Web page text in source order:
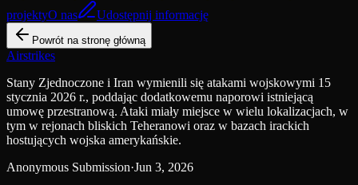
projektyO nas Udostępnij informację
Powrót na stronę główną
Airstrikes
Stany Zjednoczone i Iran wymienili się atakami wojskowymi 15
stycznia 2026 r., poddając dodatkowemu naporowi istniejącą
umowę przestranową. Ataki miały miejsce w wielu lokalizacjach, w
tym w rejonach bliskich Teheranowi oraz w bazach irackich
hostujących wojska amerykańskie.
Anonymous Submission·Jun 3, 2026